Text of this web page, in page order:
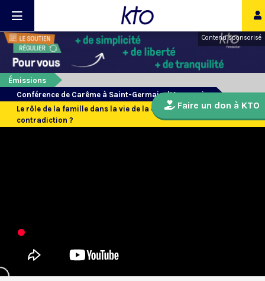
Contenu sponsorisé
Émissions
Conférence de Carême à Saint-Germain-l’Auxerrois
Le rôle de la famille dans la vie de la cité : confiance ou
contradiction ?
Faire un don à KTO